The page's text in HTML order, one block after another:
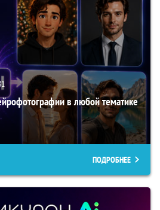
в любой тематике
ПОДРОБНЕЕ